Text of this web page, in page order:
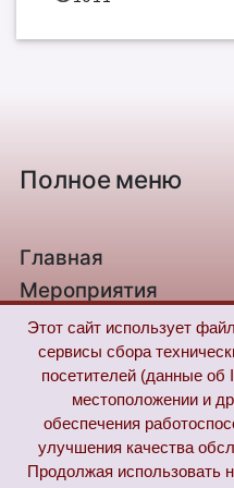
Этот сайт использует
сервисы сбора
посетителей (данные об
местоположении и
обеспечения
улучшения качества
Продолжая использовать
Полное меню
Главная
Мероприятия
О библиотеке
Связь с нами
Из жизни незрячих
«Пушкинская